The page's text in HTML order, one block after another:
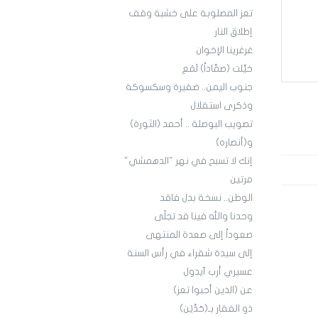
تعز المصلوبة على خشبة وقف
إطلاق النار
غرغرينا الإخوان
خيَّلت (صمَّاداً) لَمَع
جنوب اليمن.. ضفيرة وسكسوكة
وذكرى استقلال
تصويب البوصلة .. أحمد (الثورة)
و(أنصاره)
إنك لا تسبح في نهر "الدهمشي"
مرتين
الوطن.. نسخة بدل فاقد
وحدنا والله فينا قد تجلّى
صعوداً إلى صعدة المنتهى
إلى سيدة شقراء في رأس السنة
عسيري أرب آيدول
عن (الذين أحبوا تعز)
ذو الفقار بـ(حَدَّيْن)